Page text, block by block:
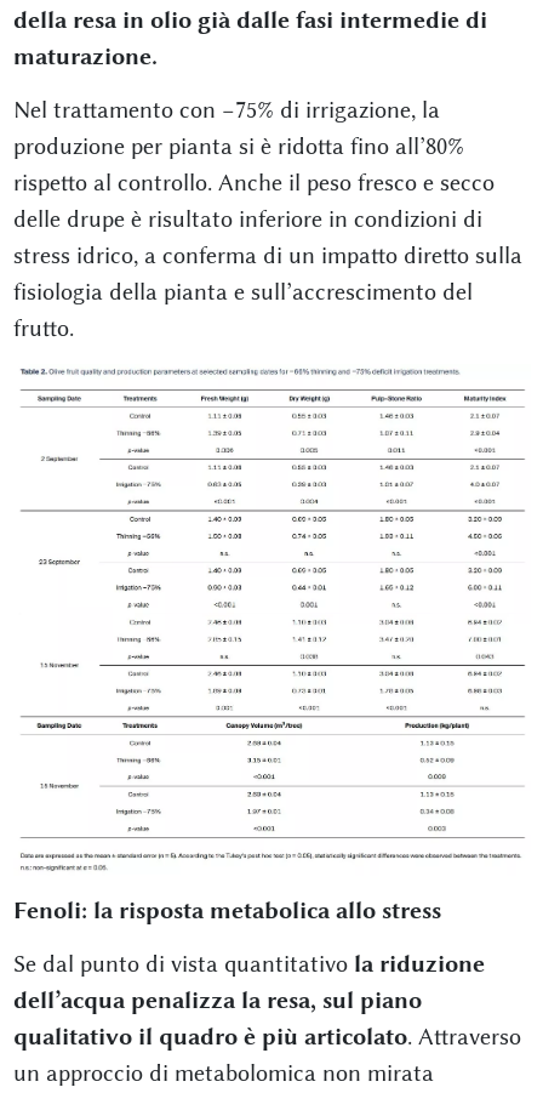
della resa in olio già dalle fasi intermedie di
maturazione.
Nel trattamento con −75% di irrigazione, la
produzione per pianta si è ridotta fino all’80%
rispetto al controllo. Anche il peso fresco e secco
delle drupe è risultato inferiore in condizioni di
stress idrico, a conferma di un impatto diretto sulla
fisiologia della pianta e sull’accrescimento del
frutto.
Fenoli: la risposta metabolica allo stress
Se dal punto di vista quantitativo la riduzione
dell’acqua penalizza la resa, sul piano
qualitativo il quadro è più articolato. Attraverso
un approccio di metabolomica non mirata